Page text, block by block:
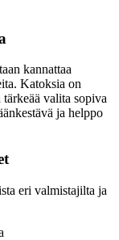
kannattaa
Katoksia on
valita sopiva
ja helppo
eri valmistajilta ja